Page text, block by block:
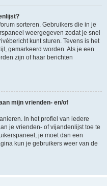
sorteren. Gebruikers die in je
weergegeven zodat je snel
kunt sturen. Tevens is het
gemarkeerd worden. Als je een
zijn of haar berichten
mijn vrienden- en/of
In het profiel van iedere
je vrienden- of vijandenlijst toe te
je moet dan een
kun je gebruikers weer van de